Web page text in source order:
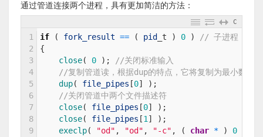
通过管道连接两个进程，具有更加简洁的方法：
C
1
2
3
4
5
6
7
8
9
if ( fork_result == ( pid t ) 0 )
// 子进程
{
close( 0 ) ;
//关闭标准输入
//复制管道读，根据dup的特点，它将复制为最小数值
dup( file_pipes [0] ) ;
//关闭管道中两个文件描述符
close( file_pipes [0] ) ;
close( file_pipes [1 ] ) ;
execlp( "od" , "od" , "-c" , ( char * ) 0